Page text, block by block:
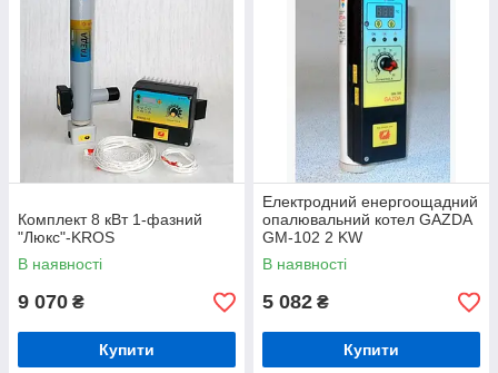
Комплект 8 кВт 1-фазний
"Люкс"-KROS
В наявності
9 070 ₴
Купити
Електродний енергоощадний
опалювальний котел GAZDA
GM-102 2 KW
В наявності
5 082 ₴
Купити